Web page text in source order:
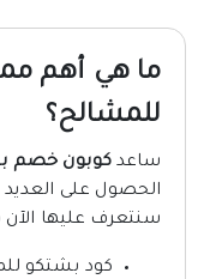
ما هي أهم
للمشالح؟
ساعد كوبون خصم
الحصول على العديد
سنتعرف عليها الآن
كود بشتكو